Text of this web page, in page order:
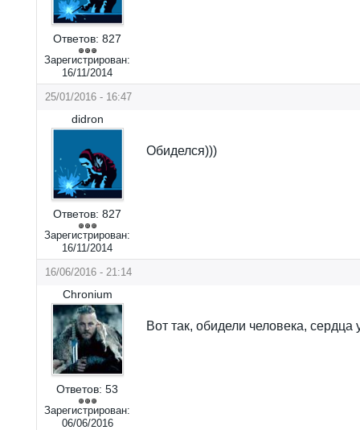
Ответов: 827
Зарегистрирован:
16/11/2014
25/01/2016 - 16:47
didron
Ответов: 827
Зарегистрирован:
16/11/2014
Обиделся)))
16/06/2016 - 21:14
Chronium
Ответов: 53
Зарегистрирован:
06/06/2016
Вот так, обидели человека, сердца